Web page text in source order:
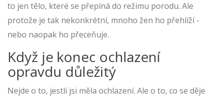
to jen tělo, které se přepíná do režimu porodu. Ale
protože je tak nekonkrétní, mnoho žen ho přehlíží -
nebo naopak ho přeceňuje.
Když je konec ochlazení
opravdu důležitý
Nejde o to, jestli jsi měla ochlazení. Ale o to, co se děje